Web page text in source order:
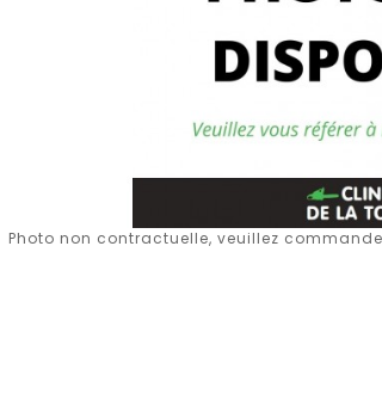
Photo non contractuelle, veuillez